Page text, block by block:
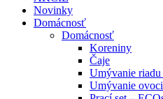
Novinky
Domácnosť
Domácnosť
Koreniny
Čaje
Umývanie riadu
Umývanie